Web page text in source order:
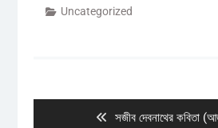
Uncategorized
Previous
সজীব দেবনাথের কবিতা